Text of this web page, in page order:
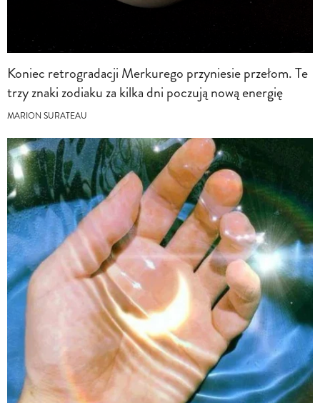
Koniec retrogradacji Merkurego przyniesie przełom. Te
trzy znaki zodiaku za kilka dni poczują nową energię
MARION SURATEAU